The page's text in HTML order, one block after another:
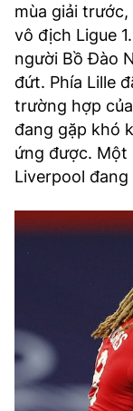
mùa giải
vô địch Ligue
người Bồ Đào
đứt. Phía Lille
trường hợp
đang gặp khó
ứng được. Một
Liverpool